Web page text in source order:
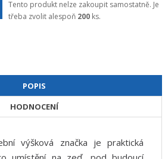
Tento produkt nelze zakoupit samostatně. Je
třeba zvolit alespoň 200ks.
POPIS
HODNOCENÍ
výšková značka je praktická